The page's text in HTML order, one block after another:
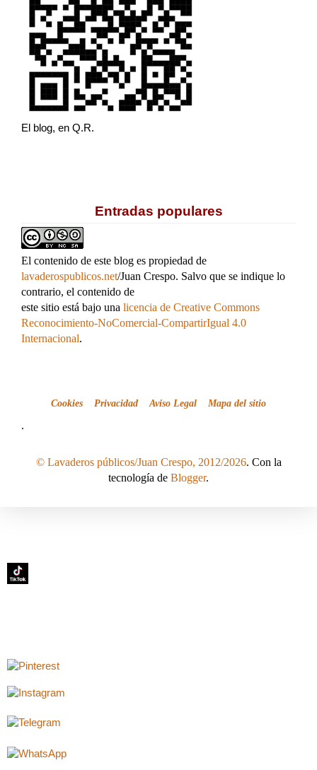
El blog, en Q.R.
Entradas populares
El contenido de este blog es propiedad de
lavaderospublicos.net/Juan Crespo. Salvo que se indique lo
contrario, el contenido de
este sitio está bajo una licencia de Creative Commons
Reconocimiento-NoComercial-CompartirIgual 4.0
Internacional.
Cookies Privacidad Aviso Legal Mapa del sitio
.
© Lavaderos públicos/Juan Crespo, 2012/2026. Con la
tecnología de Blogger.